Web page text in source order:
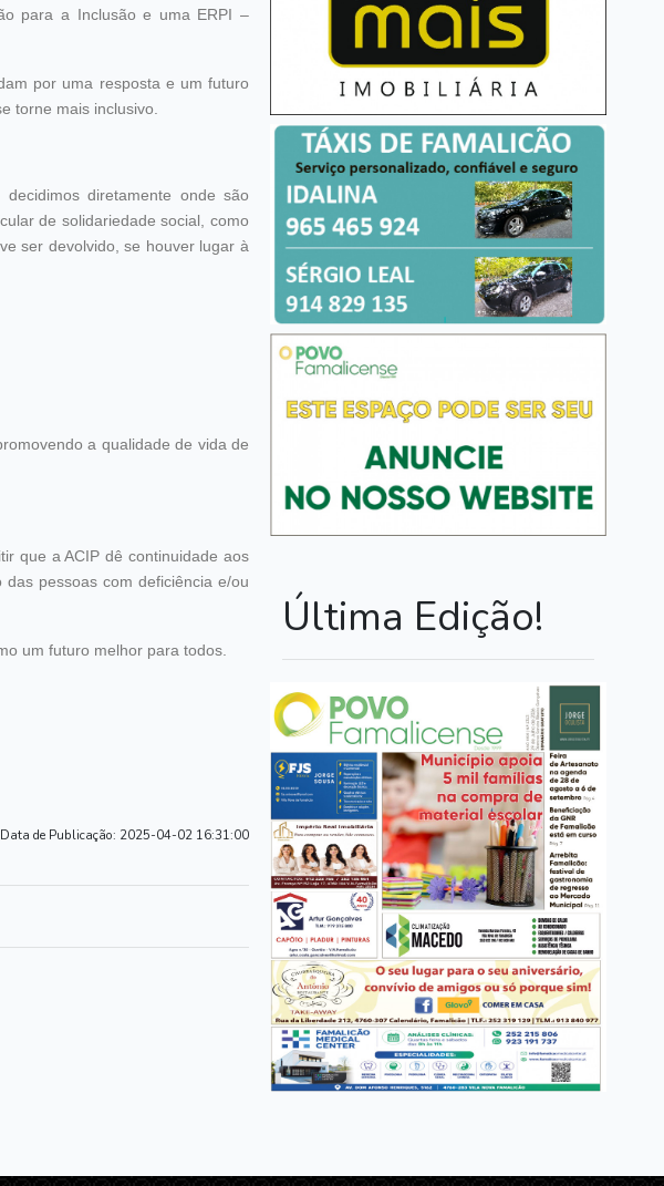
para a Inclusão e uma ERPI –
por uma resposta e um futuro
torne mais inclusivo.
diretamente onde são
de solidariedade social, como
ser devolvido, se houver lugar à
a qualidade de vida de
que a ACIP dê continuidade aos
pessoas com deficiência e/ou
um futuro melhor para todos.
Data de Publicação: 2025-04-02 16:31:00
Última Edição!